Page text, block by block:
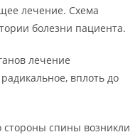
лечение. Схема
болезни пациента.
лечение
вплоть до
стороны спины возникли